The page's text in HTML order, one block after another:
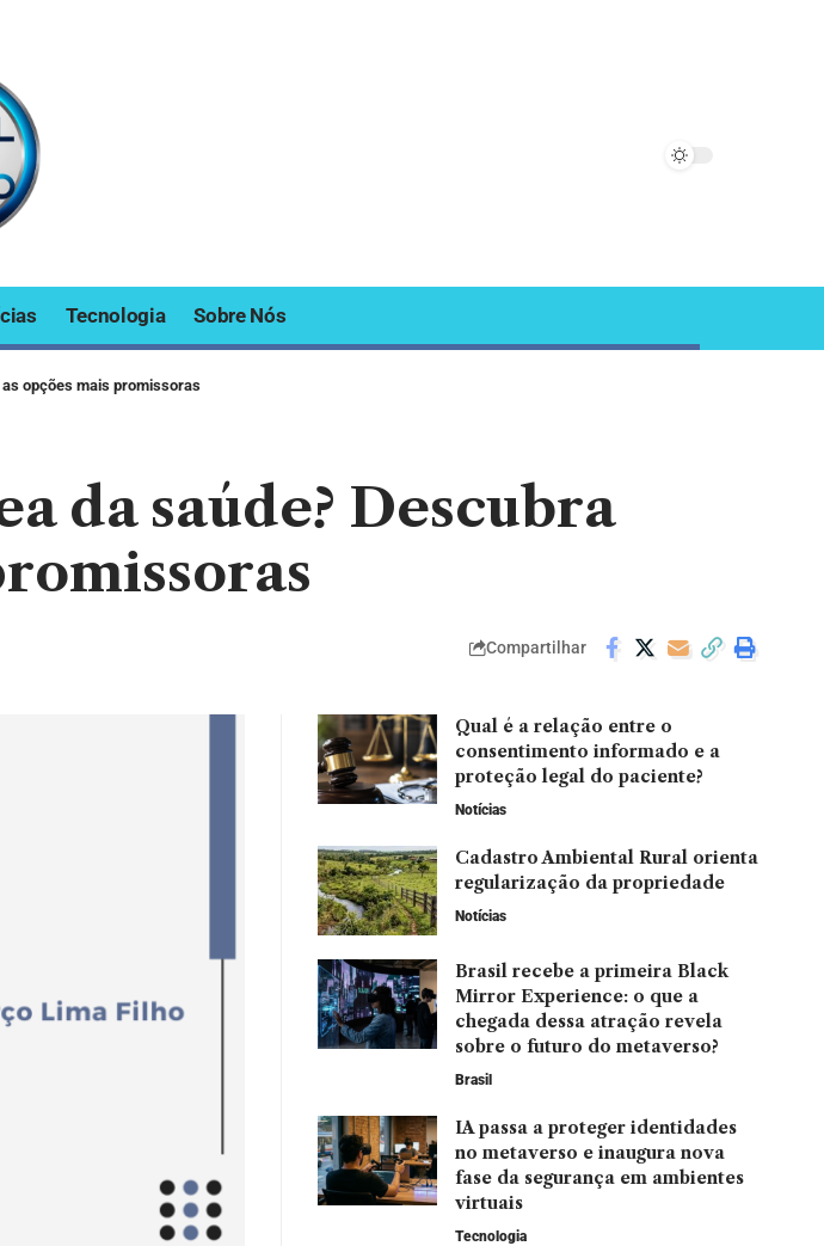
Tecnologia Sobre Nós
as opções mais promissoras
da saúde? Descubra
Compartilhar
Qual é a relação entre o
consentimento informado e a
proteção legal do paciente?
Notícias
Cadastro Ambiental Rural orienta
regularização da propriedade
Notícias
Brasil recebe a primeira Black
Mirror Experience: o que a
chegada dessa atração revela
sobre o futuro do metaverso?
Brasil
IA passa a proteger identidades
no metaverso e inaugura nova
fase da segurança em ambientes
virtuais
Tecnologia